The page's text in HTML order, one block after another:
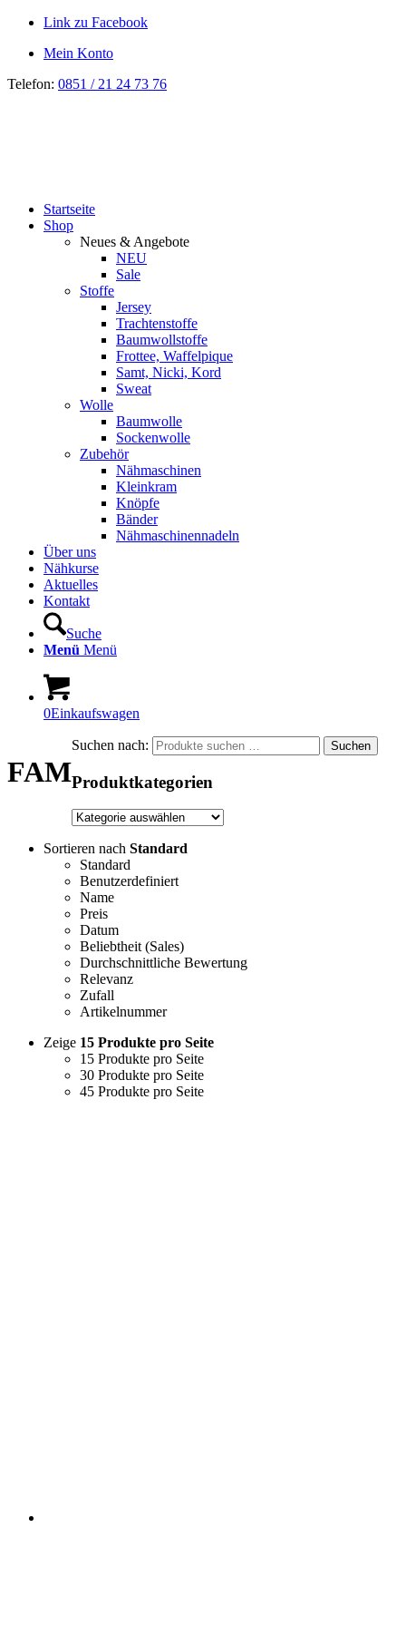
Link zu Facebook
Mein Konto
Telefon: 0851 / 21 24 73 76
Startseite
Shop
Neues & Angebote
NEU
Sale
Stoffe
Jersey
Trachtenstoffe
Baumwollstoffe
Frottee, Waffelpique
Samt, Nicki, Kord
Sweat
Wolle
Baumwolle
Sockenwolle
Zubehör
Nähmaschinen
Kleinkram
Knöpfe
Bänder
Nähmaschinennadeln
Über uns
Nähkurse
Aktuelles
Kontakt
Suche
Menü Menü
0Einkaufswagen
FAM
Sortieren nach Standard
Standard
Benutzerdefiniert
Name
Preis
Datum
Beliebtheit (Sales)
Durchschnittliche Bewertung
Relevanz
Zufall
Artikelnummer
Zeige 15 Produkte pro Seite
15 Produkte pro Seite
30 Produkte pro Seite
45 Produkte pro Seite
Suchen nach: Suchen
Produktkategorien